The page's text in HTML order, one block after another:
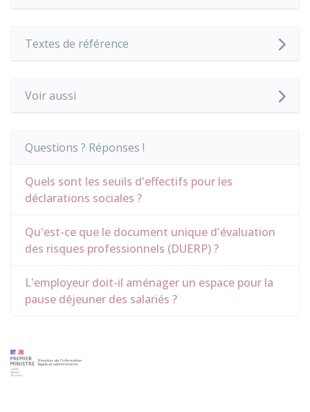
Textes de référence
Voir aussi
Questions ? Réponses !
Quels sont les seuils d'effectifs pour les
déclarations sociales ?
Qu'est-ce que le document unique d'évaluation
des risques professionnels (DUERP) ?
L'employeur doit-il aménager un espace pour la
pause déjeuner des salariés ?